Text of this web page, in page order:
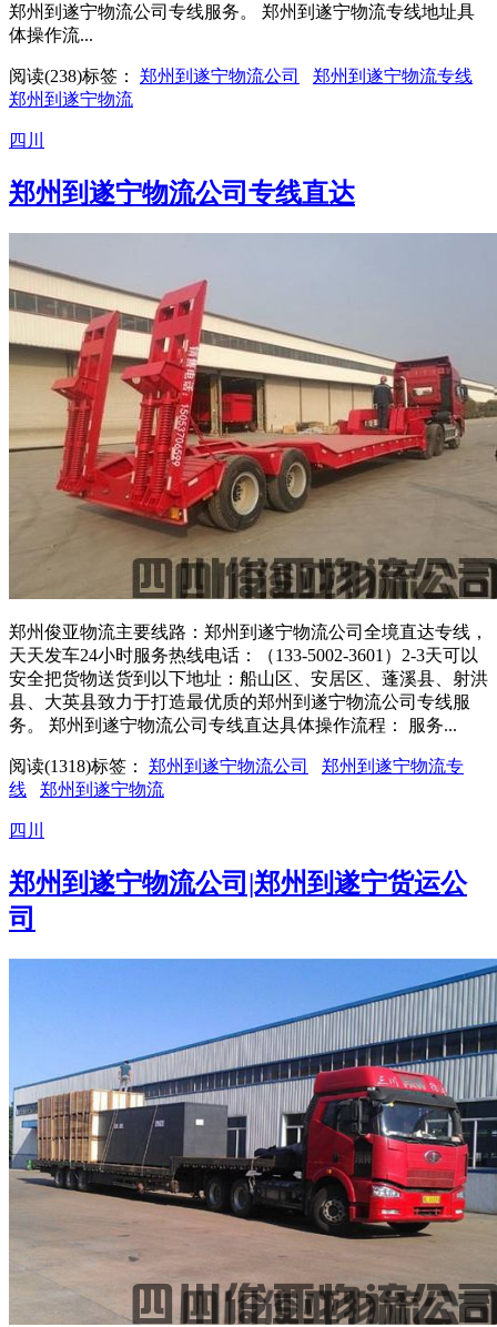
郑州到遂宁物流公司专线服务。 郑州到遂宁物流专线地址具
体操作流...
阅读(238)标签： 郑州到遂宁物流公司
郑州到遂宁物流专线
郑州到遂宁物流
四川
郑州到遂宁物流公司专线直达
郑州俊亚物流主要线路：郑州到遂宁物流公司全境直达专线，
天天发车24小时服务热线电话：（133-5002-3601）2-3天可以
安全把货物送货到以下地址：船山区、安居区、蓬溪县、射洪
县、大英县致力于打造最优质的郑州到遂宁物流公司专线服
务。 郑州到遂宁物流公司专线直达具体操作流程： 服务...
阅读(1318)标签： 郑州到遂宁物流公司
郑州到遂宁物流专
线
郑州到遂宁物流
四川
郑州到遂宁物流公司|郑州到遂宁货运公
司